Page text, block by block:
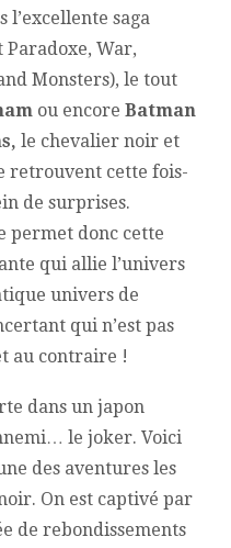
l’excellente saga
Paradoxe, War,
Monsters), le tout
ou encoreBatman
le chevalier noir et
retrouvent cette fois-
de surprises.
permet donc cette
qui allie l’univers
univers de
qui n’est pas
au contraire !
dans un japon
le joker. Voici
des aventures les
On est captivé par
de rebondissements